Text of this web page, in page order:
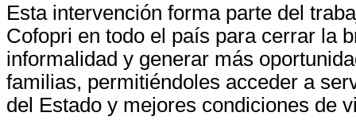
Esta intervención forma parte del
Cofopri en todo el país para cerrar la
informalidad y generar más
familias, permitiéndoles acceder a
del Estado y mejores condiciones de